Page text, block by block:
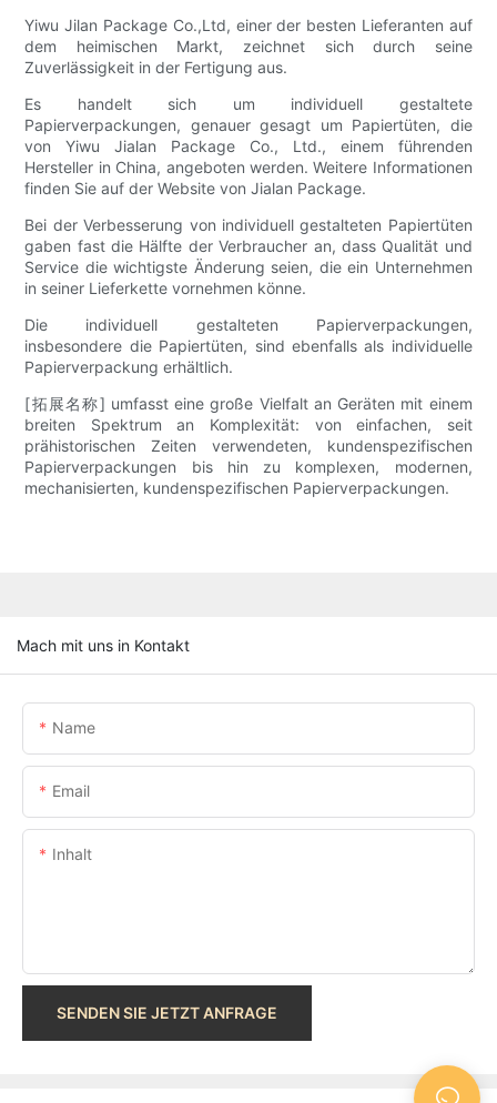
Yiwu Jilan Package Co.,Ltd, einer der besten Lieferanten auf
dem heimischen Markt, zeichnet sich durch seine
Zuverlässigkeit in der Fertigung aus.
Es handelt sich um individuell gestaltete
Papierverpackungen, genauer gesagt um Papiertüten, die
von Yiwu Jialan Package Co., Ltd., einem führenden
Hersteller in China, angeboten werden. Weitere Informationen
finden Sie auf der Website von Jialan Package.
Bei der Verbesserung von individuell gestalteten Papiertüten
gaben fast die Hälfte der Verbraucher an, dass Qualität und
Service die wichtigste Änderung seien, die ein Unternehmen
in seiner Lieferkette vornehmen könne.
Die individuell gestalteten Papierverpackungen,
insbesondere die Papiertüten, sind ebenfalls als individuelle
Papierverpackung erhältlich.
[拓展名称] umfasst eine große Vielfalt an Geräten mit einem
breiten Spektrum an Komplexität: von einfachen, seit
prähistorischen Zeiten verwendeten, kundenspezifischen
Papierverpackungen bis hin zu komplexen, modernen,
mechanisierten, kundenspezifischen Papierverpackungen.
Mach mit uns in Kontakt
Name
Email
Inhalt
SENDEN SIE JETZT ANFRAGE